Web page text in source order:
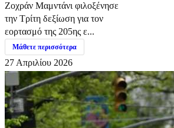
Ζοχράν Μαμντάνι φιλοξένησε
την Τρίτη δεξίωση για τον
εορτασμό της 205ης ε...
Μάθετε περισσότερα
27 Απριλίου 2026